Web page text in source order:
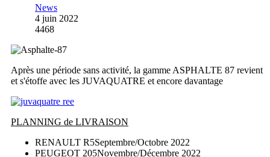
News
4 juin 2022
4468
Après une période sans activité, la gamme ASPHALTE 87 revient
et s'étoffe avec les JUVAQUATRE et encore davantage
PLANNING de LIVRAISON
RENAULT R5Septembre/Octobre 2022
PEUGEOT 205Novembre/Décembre 2022